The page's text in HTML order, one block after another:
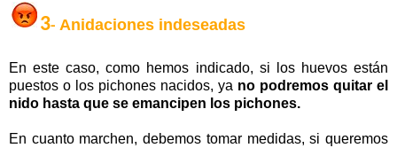
3- Anidaciones indeseadas
En este caso, como hemos indicado, si los huevos están
puestos o los pichones nacidos, ya no podremos quitar el
nido hasta que se emancipen los pichones.
En cuanto marchen, debemos tomar medidas, si queremos